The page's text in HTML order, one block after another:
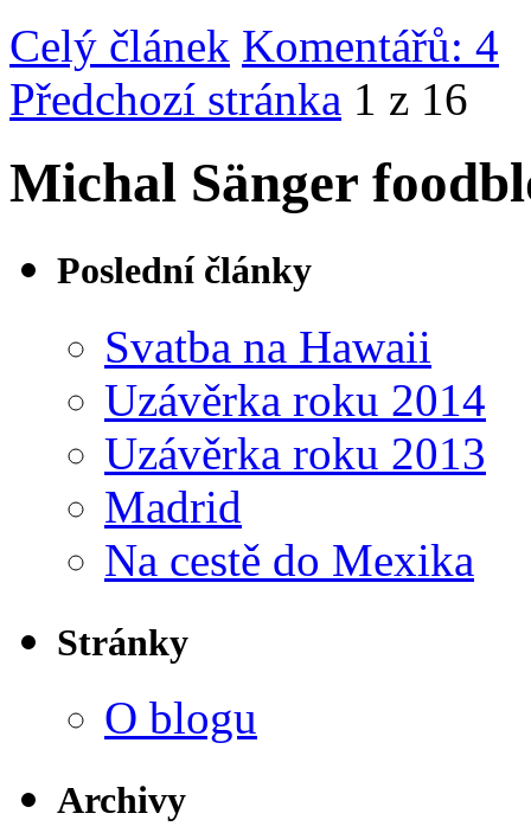
Celý článek Komentářů: 4
Předchozí stránka 1 z 16
Michal Sänger
Poslední články
Svatba na Hawaii
Uzávěrka roku 2014
Uzávěrka roku 2013
Madrid
Na cestě do Mexika
Stránky
O blogu
Archivy